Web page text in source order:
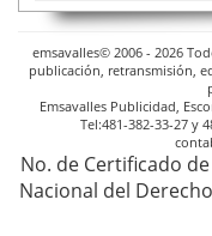
emsavalles© 2006 - 2026
publicación, retransmisión,
Emsavalles Publicidad,
Tel:481-382-33-27 y
No. de Certificado
Nacional del